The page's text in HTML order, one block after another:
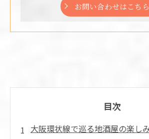
お問い合わせはこちら
目次
大阪環状線で巡る地酒屋の楽し